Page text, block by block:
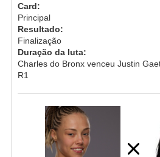
Card:
Principal
Resultado:
Finalização
Duração da luta:
Charles do Bronx venceu Justin
R1